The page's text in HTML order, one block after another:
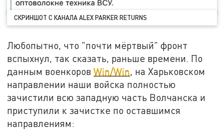
СКРИНШОТ С КАНАЛА ALEX PARKER RETURNS
Любопытно, что "почти мёртвый" фронт
вспыхнул, так сказать, раньше времени. По
данным военкоровWin/Win, на Харьковском
направлении наши войска полностью
зачистили всю западную часть Волчанска и
приступили к зачистке по оставшимся
направлениям: